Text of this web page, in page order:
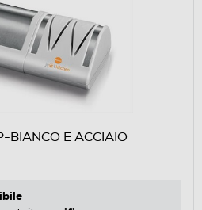
BIANCO E ACCIAIO